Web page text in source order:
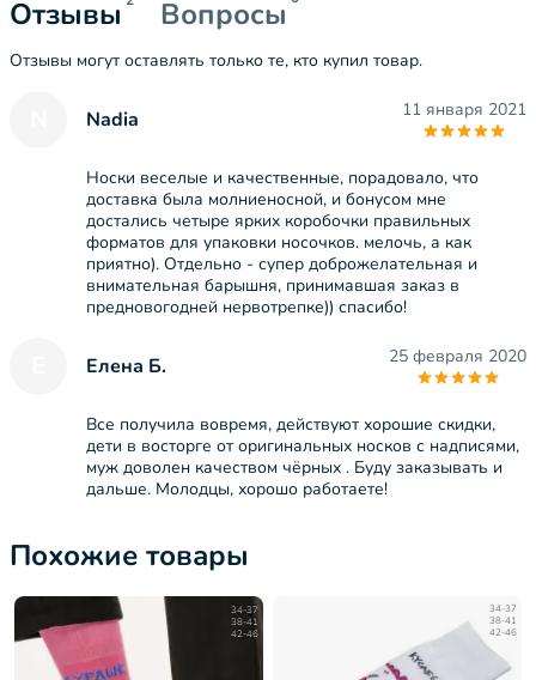
Отзывы Вопросы
Отзывы могут оставлять только те, кто купил товар.
Nadia 11 января 2021
Носки веселые и качественные, порадовало, что
доставка была молниеносной, и бонусом мне
достались четыре ярких коробочки правильных
форматов для упаковки носочков. мелочь, а как
приятно). Отдельно - супер доброжелательная и
внимательная барышня, принимавшая заказ в
предновогодней нервотрепке)) спасибо!
Елена Б. 25 февраля 2020
Все получила вовремя, действуют хорошие скидки,
дети в восторге от оригинальных носков с надписями,
муж доволен качеством чёрных . Буду заказывать и
дальше. Молодцы, хорошо работаете!
Похожие товары
34-37
38-41
42-46
34-37
38-41
42-46